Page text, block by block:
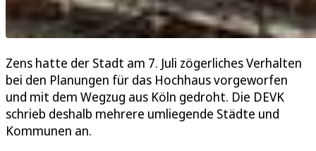
Zens hatte der Stadt am 7. Juli zögerliches Verhalten
bei den Planungen für das Hochhaus vorgeworfen
und mit dem Wegzug aus Köln gedroht. Die DEVK
schrieb deshalb mehrere umliegende Städte und
Kommunen an.